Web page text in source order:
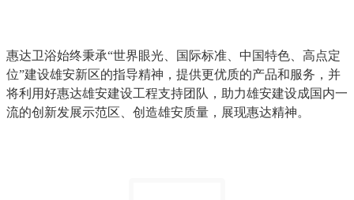
惠达卫浴始终秉承“世界眼光、国际标准、中国特色、高点定
位”建设雄安新区的指导精神，提供更优质的产品和服务，并
将利用好惠达雄安建设工程支持团队，助力雄安建设成国内一
流的创新发展示范区、创造雄安质量，展现惠达精神。